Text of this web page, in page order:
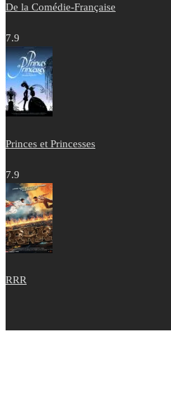
De la Comédie-Française
7.9
Princes et Princesses
7.9
RRR